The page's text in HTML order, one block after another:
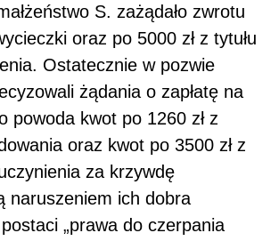
S. zażądało zwrotu
oraz po 5000 zł z tytułu
Ostatecznie w pozwie
żądania o zapłatę na
powoda kwot po 1260 zł z
oraz kwot po 3500 zł z
za krzywdę
naruszeniem ich dobra
„prawa do czerpania